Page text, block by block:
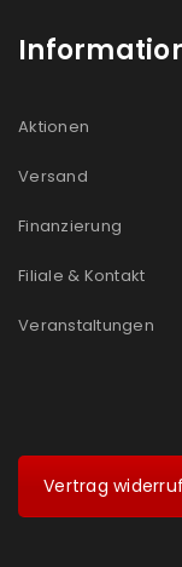
Aktionen
Versand
Finanzierung
Filiale & Kontakt
Veranstaltungen
Vertrag